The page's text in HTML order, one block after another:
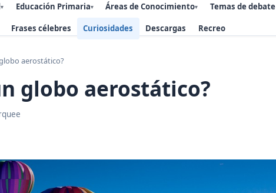
▾ Educación Primaria▾ Áreas de Conocimiento▾ Temas de debate
Frases célebres Curiosidades Descargas Recreo
aerostático?
globo aerostático?